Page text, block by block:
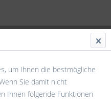
um Ihnen die bestmögliche
Sie damit nicht
Ihnen folgende Funktionen